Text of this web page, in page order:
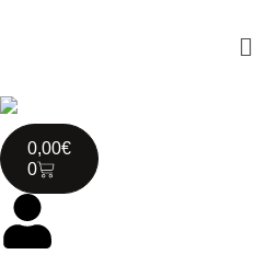
0,00€
0